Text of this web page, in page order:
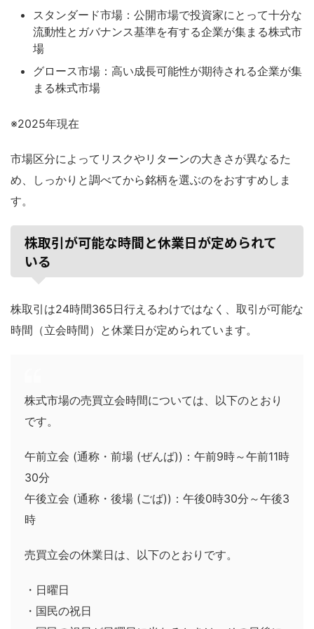
スタンダード市場：公開市場で投資家にとって十分な
流動性とガバナンス基準を有する企業が集まる株式市
場
グロース市場：高い成長可能性が期待される企業が集
まる株式市場
※2025年現在
市場区分によってリスクやリターンの大きさが異なるた
め、しっかりと調べてから銘柄を選ぶのをおすすめしま
す。
株取引が可能な時間と休業日が定められて
いる
株取引は24時間365日行えるわけではなく、取引が可能な
時間（立会時間）と休業日が定められています。
株式市場の売買立会時間については、以下のとおり
です。
午前立会 (通称・前場 (ぜんば))：午前9時～午前11時
30分
午後立会 (通称・後場 (ごば))：午後0時30分～午後3
時
売買立会の休業日は、以下のとおりです。
・日曜日
・国民の祝日